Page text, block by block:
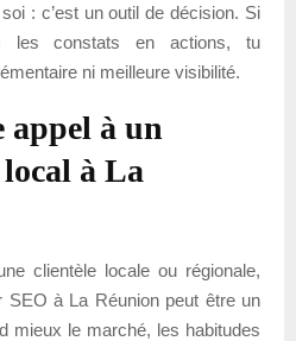
: c’est un outil de décision. Si
les constats en actions, tu
ni meilleure visibilité.
à un
à La
clientèle locale ou régionale,
SEO à La Réunion peut être un
mieux le marché, les habitudes